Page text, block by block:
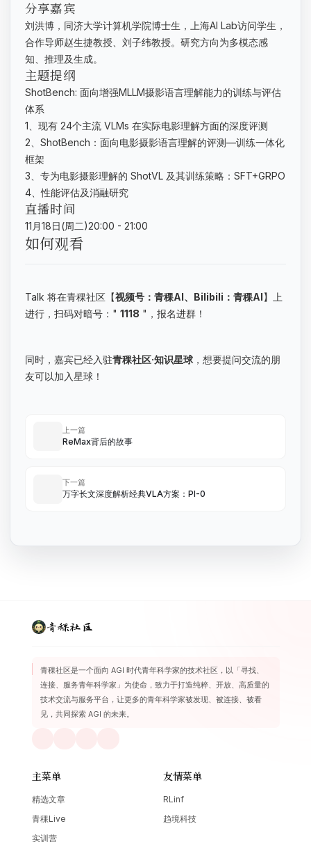
分享嘉宾
刘洪博，同济大学计算机学院博士生，上海AI Lab访问学生，
合作导师赵生捷教授、刘子纬教授。研究方向为多模态感
知、推理及生成。
主题提纲
ShotBench: 面向增强MLLM摄影语言理解能力的训练与评估
体系
1、现有 24个主流 VLMs 在实际电影理解方面的深度评测
2、ShotBench：面向电影摄影语言理解的评测—训练一体化
框架
3、专为电影摄影理解的 ShotVL 及其训练策略：SFT+GRPO
4、性能评估及消融研究
直播时间
11月18日(周二)20:00 - 21:00
如何观看
Talk 将在青稞社区【视频号：青稞AI、Bilibili：青稞AI】上
进行，扫码对暗号：" 1118 "，报名进群！
同时，嘉宾已经入驻青稞社区·知识星球 ，想要提问交流的朋
友可以加入星球！
上一篇
ReMax背后的故事
下一篇
万字长文深度解析经典VLA方案：PI-0
青稞社区
青稞社区是一个面向 AGI 时代青年科学家的技术社区，以「寻找、
连接、服务青年科学家」为使命，致力于打造纯粹、开放、高质量的
技术交流与服务平台，让更多的青年科学家被发现、被连接、被看
见，共同探索 AGI 的未来。
主菜单
精选文章
青稞Live
实训营
友情菜单
RLinf
趋境科技